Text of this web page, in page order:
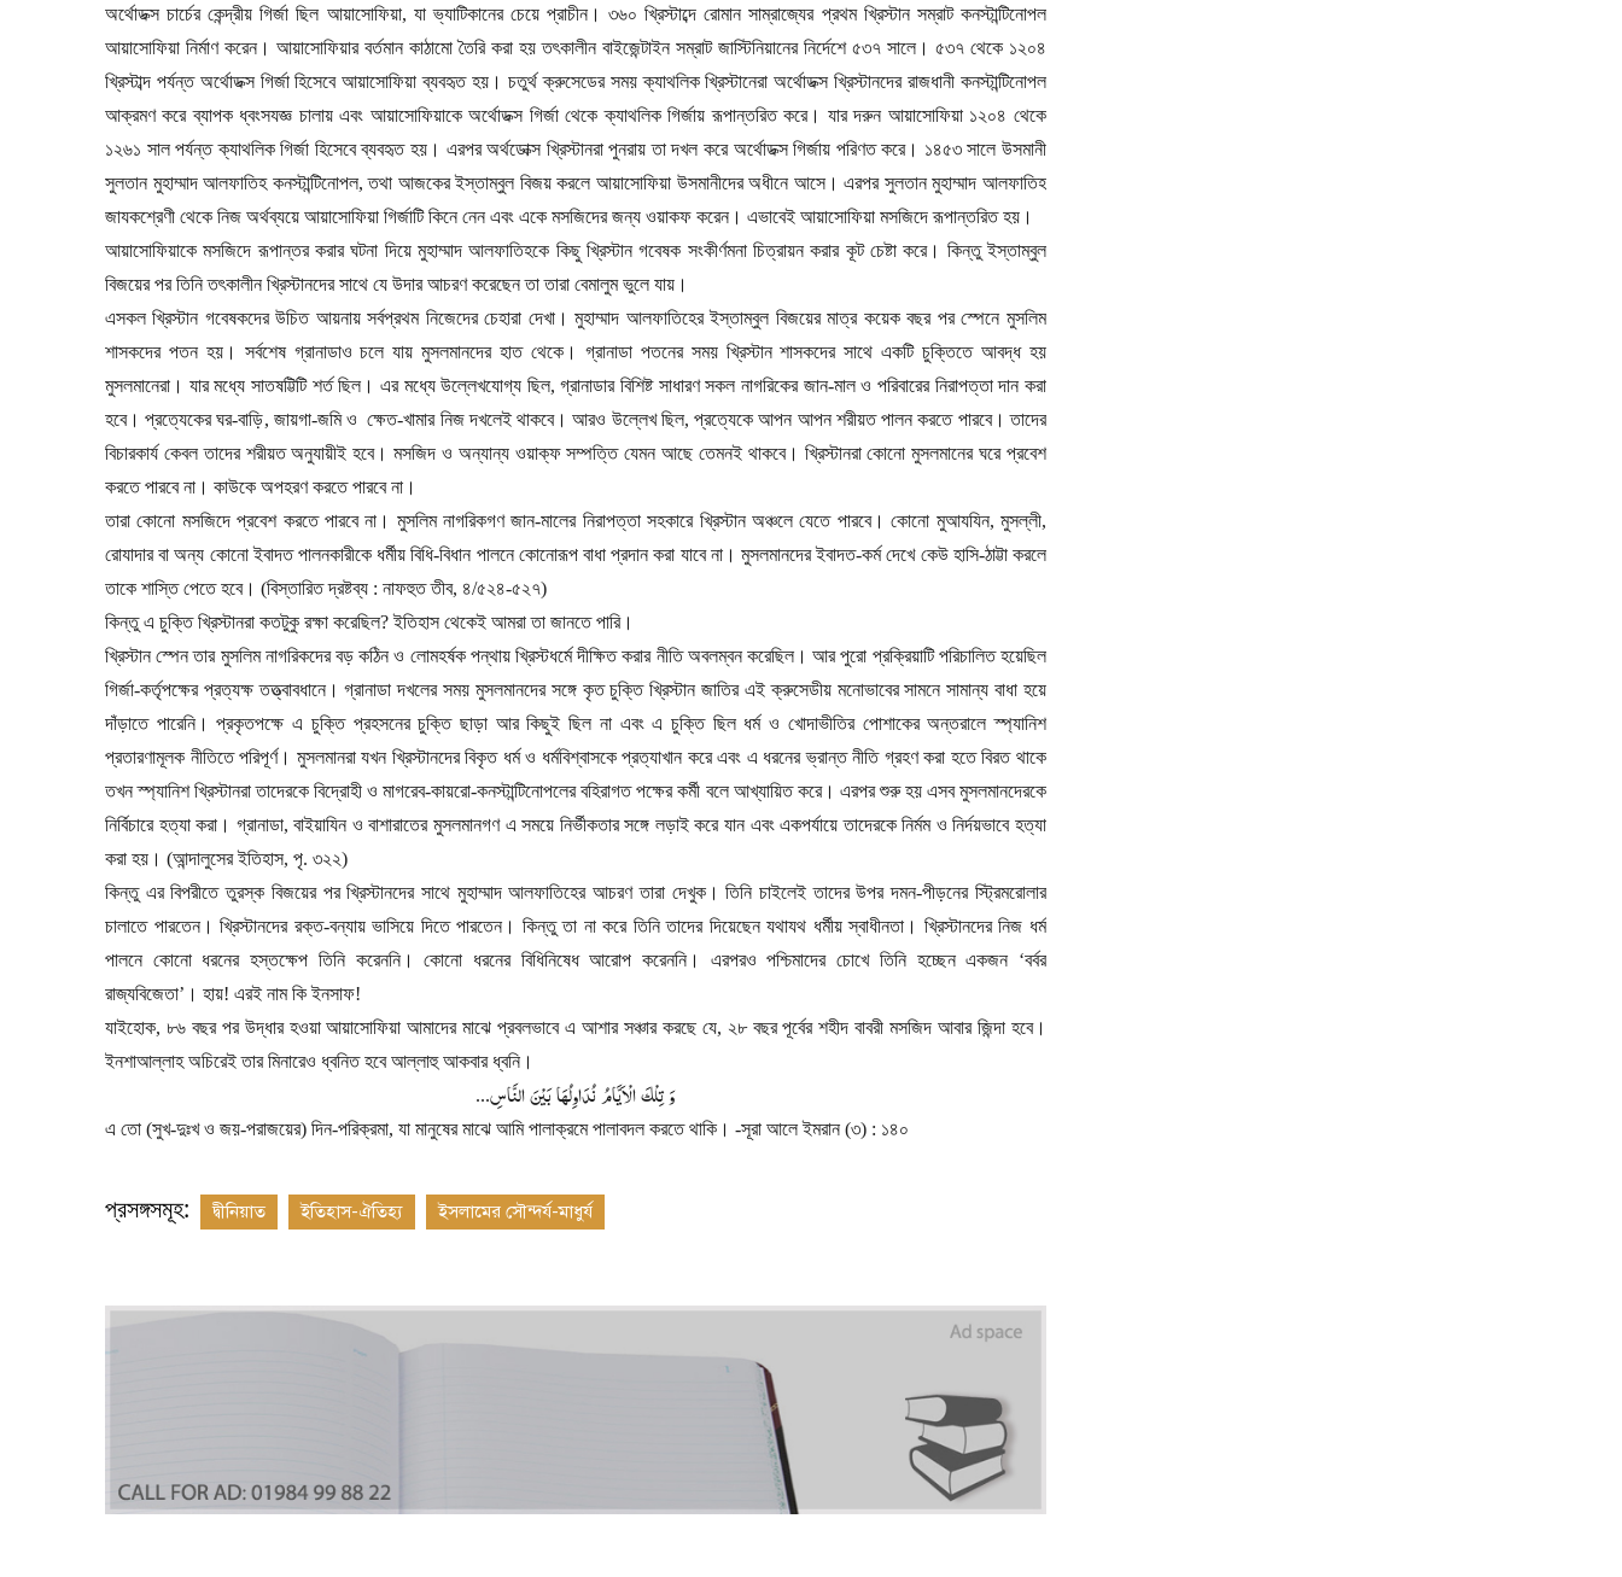
অর্থোডক্স চার্চের কেন্দ্রীয় গির্জা ছিল আয়াসোফিয়া, যা ভ্যাটিকানের চেয়ে প্রাচীন। ৩৬০ খ্রিস্টাব্দে রোমান সাম্রাজ্যের প্রথম খ্রিস্টান সম্রাট কনস্টান্টিনোপল
আয়াসোফিয়া নির্মাণ করেন। আয়াসোফিয়ার বর্তমান কাঠামো তৈরি করা হয় তৎকালীন বাইজেন্টাইন সম্রাট জাস্টিনিয়ানের নির্দেশে ৫৩৭ সালে। ৫৩৭ থেকে ১২০৪
খ্রিস্টাব্দ পর্যন্ত অর্থোডক্স গির্জা হিসেবে আয়াসোফিয়া ব্যবহৃত হয়। চতুর্থ ক্রুসেডের সময় ক্যাথলিক খ্রিস্টানেরা অর্থোডক্স খ্রিস্টানদের রাজধানী কনস্টান্টিনোপল
আক্রমণ করে ব্যাপক ধ্বংসযজ্ঞ চালায় এবং আয়াসোফিয়াকে অর্থোডক্স গির্জা থেকে ক্যাথলিক গির্জায় রূপান্তরিত করে। যার দরুন আয়াসোফিয়া ১২০৪ থেকে
১২৬১ সাল পর্যন্ত ক্যাথলিক গির্জা হিসেবে ব্যবহৃত হয়। এরপর অর্থডোক্স খ্রিস্টানরা পুনরায় তা দখল করে অর্থোডক্স গির্জায় পরিণত করে। ১৪৫৩ সালে উসমানী
সুলতান মুহাম্মাদ আলফাতিহ কনস্টান্টিনোপল,তথা আজকের ইস্তাম্বুল বিজয় করলে আয়াসোফিয়া উসমানীদের অধীনে আসে। এরপর সুলতান মুহাম্মাদ আলফাতিহ
জাযকশ্রেণী থেকে নিজ অর্থব্যয়ে আয়াসোফিয়া গির্জাটি কিনে নেন এবং একে মসজিদের জন্য ওয়াকফ করেন। এভাবেই আয়াসোফিয়া মসজিদে রূপান্তরিত হয়।
আয়াসোফিয়াকে মসজিদে রূপান্তর করার ঘটনা দিয়ে মুহাম্মাদ আলফাতিহকে কিছু খ্রিস্টান গবেষক সংকীর্ণমনা চিত্রায়ন করার কূট চেষ্টা করে। কিন্তু ইস্তাম্বুল
বিজয়ের পর তিনি তৎকালীন খ্রিস্টানদের সাথে যে উদার আচরণ করেছেন তা তারা বেমালুম ভুলে যায়।
এসকল খ্রিস্টান গবেষকদের উচিত আয়নায় সর্বপ্রথম নিজেদের চেহারা দেখা। মুহাম্মাদ আলফাতিহের ইস্তাম্বুল বিজয়ের মাত্র কয়েক বছর পর স্পেনে মুসলিম
শাসকদের পতন হয়। সর্বশেষ গ্রানাডাও চলে যায় মুসলমানদের হাত থেকে। গ্রানাডা পতনের সময় খ্রিস্টান শাসকদের সাথে একটি চুক্তিতে আবদ্ধ হয়
মুসলমানেরা। যার মধ্যে সাতষট্টিটি শর্ত ছিল। এর মধ্যে উল্লেখযোগ্য ছিল,গ্রানাডার বিশিষ্ট সাধারণ সকল নাগরিকের জান-মাল ও পরিবারের নিরাপত্তা দান করা
হবে। প্রত্যেকের ঘর-বাড়ি, জায়গা-জমি ও ক্ষেত-খামার নিজ দখলেই থাকবে। আরও উল্লেখ ছিল,প্রত্যেকে আপন আপন শরীয়ত পালন করতে পারবে। তাদের
বিচারকার্য কেবল তাদের শরীয়ত অনুযায়ীই হবে। মসজিদ ও অন্যান্য ওয়াক্ফ সম্পত্তি যেমন আছে তেমনই থাকবে। খ্রিস্টানরা কোনো মুসলমানের ঘরে প্রবেশ
করতে পারবে না। কাউকে অপহরণ করতে পারবে না।
তারা কোনো মসজিদে প্রবেশ করতে পারবে না। মুসলিম নাগরিকগণ জান-মালের নিরাপত্তা সহকারে খ্রিস্টান অঞ্চলে যেতে পারবে। কোনো মুআযযিন, মুসল্লী,
রোযাদার বা অন্য কোনো ইবাদত পালনকারীকে ধর্মীয় বিধি-বিধান পালনে কোনোরূপ বাধা প্রদান করা যাবে না। মুসলমানদের ইবাদত-কর্ম দেখে কেউ হাসি-ঠাট্টা করলে
তাকে শাস্তি পেতে হবে। (বিস্তারিত দ্রষ্টব্য : নাফহুত তীব, ৪/৫২৪-৫২৭)
কিন্তু এ চুক্তি খ্রিস্টানরা কতটুকু রক্ষা করেছিল?ইতিহাস থেকেই আমরা তা জানতে পারি।
খ্রিস্টান স্পেন তার মুসলিম নাগরিকদের বড় কঠিন ও লোমহর্ষক পন্থায় খ্রিস্টধর্মে দীক্ষিত করার নীতি অবলম্বন করেছিল। আর পুরো প্রক্রিয়াটি পরিচালিত হয়েছিল
গির্জা-কর্তৃপক্ষের প্রত্যক্ষ তত্ত্বাবধানে। গ্রানাডা দখলের সময় মুসলমানদের সঙ্গে কৃত চুক্তি খ্রিস্টান জাতির এই ক্রুসেডীয় মনোভাবের সামনে সামান্য বাধা হয়ে
দাঁড়াতে পারেনি। প্রকৃতপক্ষে এ চুক্তি প্রহসনের চুক্তি ছাড়া আর কিছুই ছিল না এবং এ চুক্তি ছিল ধর্ম ও খোদাভীতির পোশাকের অন্তরালে স্প্যানিশ
প্রতারণামূলক নীতিতে পরিপূর্ণ। মুসলমানরা যখন খ্রিস্টানদের বিকৃত ধর্ম ও ধর্মবিশ্বাসকে প্রত্যাখান করে এবং এ ধরনের ভ্রান্ত নীতি গ্রহণ করা হতে বিরত থাকে
তখন স্প্যানিশ খ্রিস্টানরা তাদেরকে বিদ্রোহী ও মাগরেব-কায়রো-কনস্টান্টিনোপলের বহিরাগত পক্ষের কর্মী বলে আখ্যায়িত করে। এরপর শুরু হয় এসব মুসলমানদেরকে
নির্বিচারে হত্যা করা। গ্রানাডা,বাইয়াযিন ও বাশারাতের মুসলমানগণ এ সময়ে নির্ভীকতার সঙ্গে লড়াই করে যান এবং একপর্যায়ে তাদেরকে নির্মম ও নির্দয়ভাবে হত্যা
করা হয়। (আন্দালুসের ইতিহাস, পৃ. ৩২২)
কিন্তু এর বিপরীতে তুরস্ক বিজয়ের পর খ্রিস্টানদের সাথে মুহাম্মাদ আলফাতিহের আচরণ তারা দেখুক। তিনি চাইলেই তাদের উপর দমন-পীড়নের স্ট্রিমরোলার
চালাতে পারতেন। খ্রিস্টানদের রক্ত-বন্যায় ভাসিয়ে দিতে পারতেন। কিন্তু তা না করে তিনি তাদের দিয়েছেন যথাযথ ধর্মীয় স্বাধীনতা। খ্রিস্টানদের নিজ ধর্ম
পালনে কোনো ধরনের হস্তক্ষেপ তিনি করেননি। কোনো ধরনের বিধিনিষেধ আরোপ করেননি। এরপরও পশ্চিমাদের চোখে তিনি হচ্ছেন একজন ‘বর্বর
রাজ্যবিজেতা’। হায়! এরই নাম কি ইনসাফ!
যাইহোক, ৮৬ বছর পর উদ্ধার হওয়া আয়াসোফিয়া আমাদের মাঝে প্রবলভাবে এ আশার সঞ্চার করছে যে, ২৮ বছর পূর্বের শহীদ বাবরী মসজিদ আবার জিন্দা হবে।
ইনশাআল্লাহ অচিরেই তার মিনারেও ধ্বনিত হবে আল্লাহু আকবার ধ্বনি।
وَتِلْكَالْاَیَّامُنُدَاوِلُهَابَیْنَالنَّاسِ...
এ তো (সুখ-দুঃখ ও জয়-পরাজয়ের) দিন-পরিক্রমা, যা মানুষের মাঝে আমি পালাক্রমে পালাবদল করতে থাকি। -সূরা আলে ইমরান (৩) : ১৪০
প্রসঙ্গসমূহ: দ্বীনিয়াত ইতিহাস-ঐতিহ্য ইসলামের সৌন্দর্য-মাধুর্য